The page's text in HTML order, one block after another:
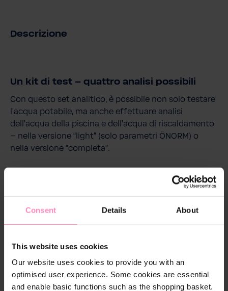
Consent Details About
This website uses cookies
Our website uses cookies to provide you with an
optimised user experience. Some cookies are essential
and enable basic functions such as the shopping basket.
Descrizione
Un kit di test – quattro analisi possibili
Con questo set analitico, è possibile non solo testare
l’acqua potabile, ma anche effettuare analisi
dell’acqua della piscina e dell’acqua di riscaldamento
– nella versione “light” (solo parametri ÖNORM) o
nella versione “completa”.
Procedura di ordine semplice
Il kit di test è disponibile nello shop BWT a un prezzo
conveniente. L’analisi vera e propria viene effettuata
l’analisi verrà inviata insieme ai risultati dell’analisi.